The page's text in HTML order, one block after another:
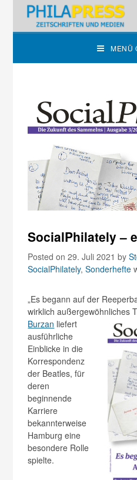
MENÜ
SocialPhilately –
Posted on 29. Juli 2021by
SocialPhilately,Sonderhefte
„Es begann auf der
wirklich außergewöhnliches
Burzan liefert
ausführliche
Einblicke in die
Korrespondenz
der Beatles, für
deren
beginnende
Karriere
bekannterweise
Hamburg eine
besondere Rolle
spielte.